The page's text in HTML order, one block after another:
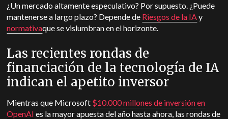
¿Un mercado altamente especulativo? Por supuesto. ¿Puede
mantenerse a largo plazo? Depende de Riesgos de la IAy
normativaque se vislumbran en el horizonte.
Las recientes rondas de
financiación de la tecnología de IA
indican el apetito inversor
Mientras que Microsoft $10.000 millones de inversión en
OpenAI es la mayor apuesta del año hasta ahora, las rondas de